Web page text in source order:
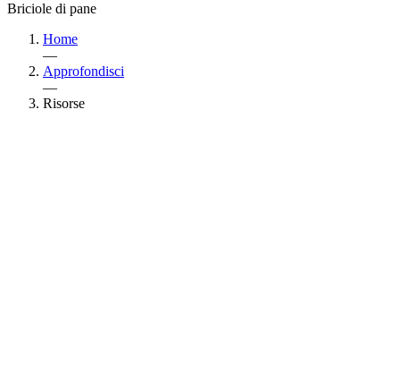
Briciole di pane
Home
—
Approfondisci
—
Risorse